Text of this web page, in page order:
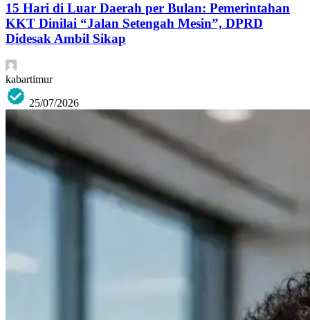
15 Hari di Luar Daerah per Bulan: Pemerintahan
KKT Dinilai “Jalan Setengah Mesin”, DPRD
Didesak Ambil Sikap
kabartimur
25/07/2026